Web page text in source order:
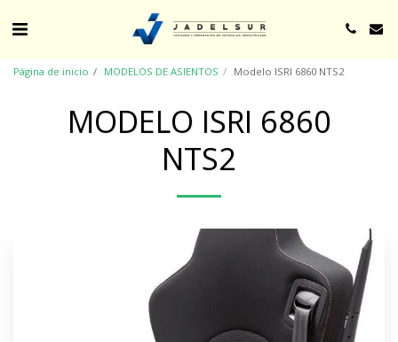
Página de inicio MODELOS DE ASIENTOS Modelo ISRI 6860 NTS2
MODELO ISRI 6860
NTS2